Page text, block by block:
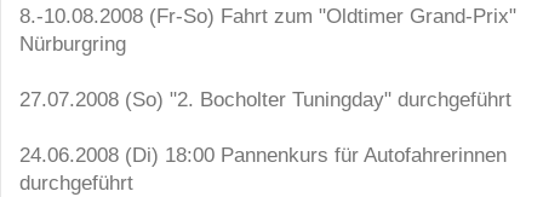
8.-10.08.2008 (Fr-So) Fahrt zum "Oldtimer Grand-Prix"
Nürburgring
27.07.2008 (So) "2. Bocholter Tuningday" durchgeführt
24.06.2008 (Di) 18:00 Pannenkurs für Autofahrerinnen
durchgeführt